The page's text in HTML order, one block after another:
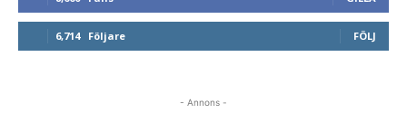
6,714 Följare FÖLJ
- Annons -